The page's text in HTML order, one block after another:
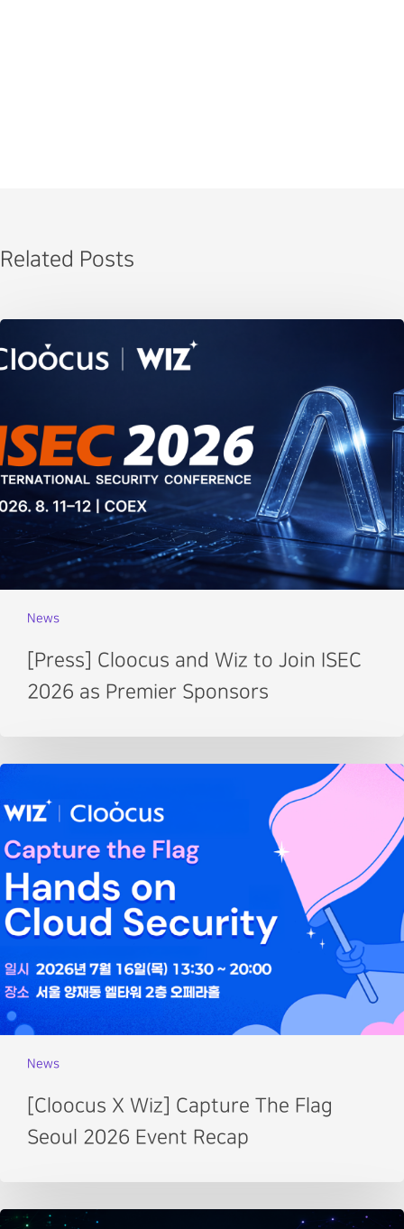
Related Posts
News
[Press] Cloocus and Wiz to Join ISEC
2026 as Premier Sponsors
News
[Cloocus X Wiz] Capture The Flag
Seoul 2026 Event Recap